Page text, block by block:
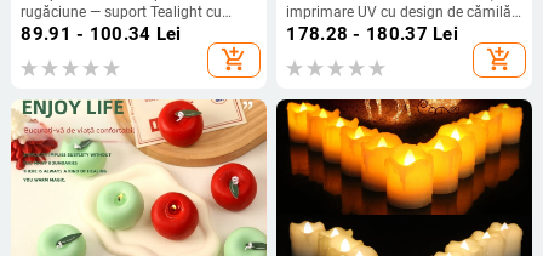
rugăciune — suport Tealight cu
alimentare la priză, utilizare în casă
89.91 - 100.34 Lei
add_shopping_cart
imprimare UV cu design de cămilă
din deșert, iluminare cilindrică din
plastic pentru atmosferă festivă
178.28 - 180.37 Lei
add_shopping_cart